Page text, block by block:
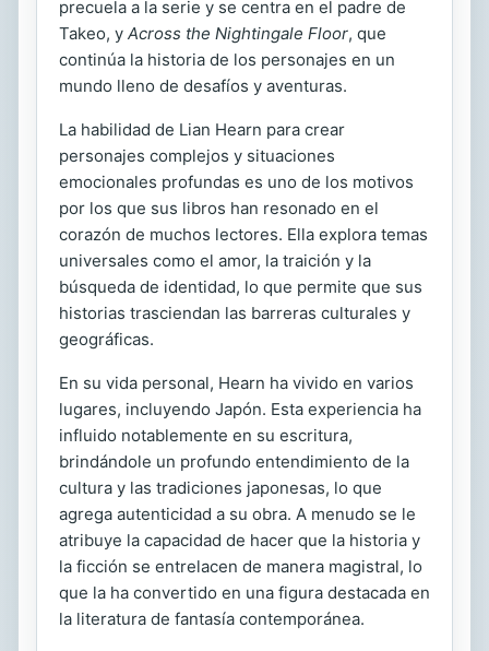
precuela a la serie y se centra en el padre de
Takeo, y Across the Nightingale Floor, que
continúa la historia de los personajes en un
mundo lleno de desafíos y aventuras.
La habilidad de Lian Hearn para crear
personajes complejos y situaciones
emocionales profundas es uno de los motivos
por los que sus libros han resonado en el
corazón de muchos lectores. Ella explora temas
universales como el amor, la traición y la
búsqueda de identidad, lo que permite que sus
historias trasciendan las barreras culturales y
geográficas.
En su vida personal, Hearn ha vivido en varios
lugares, incluyendo Japón. Esta experiencia ha
influido notablemente en su escritura,
brindándole un profundo entendimiento de la
cultura y las tradiciones japonesas, lo que
agrega autenticidad a su obra. A menudo se le
atribuye la capacidad de hacer que la historia y
la ficción se entrelacen de manera magistral, lo
que la ha convertido en una figura destacada en
la literatura de fantasía contemporánea.